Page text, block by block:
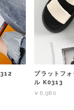
プラットフ
ル K0313
¥6,980